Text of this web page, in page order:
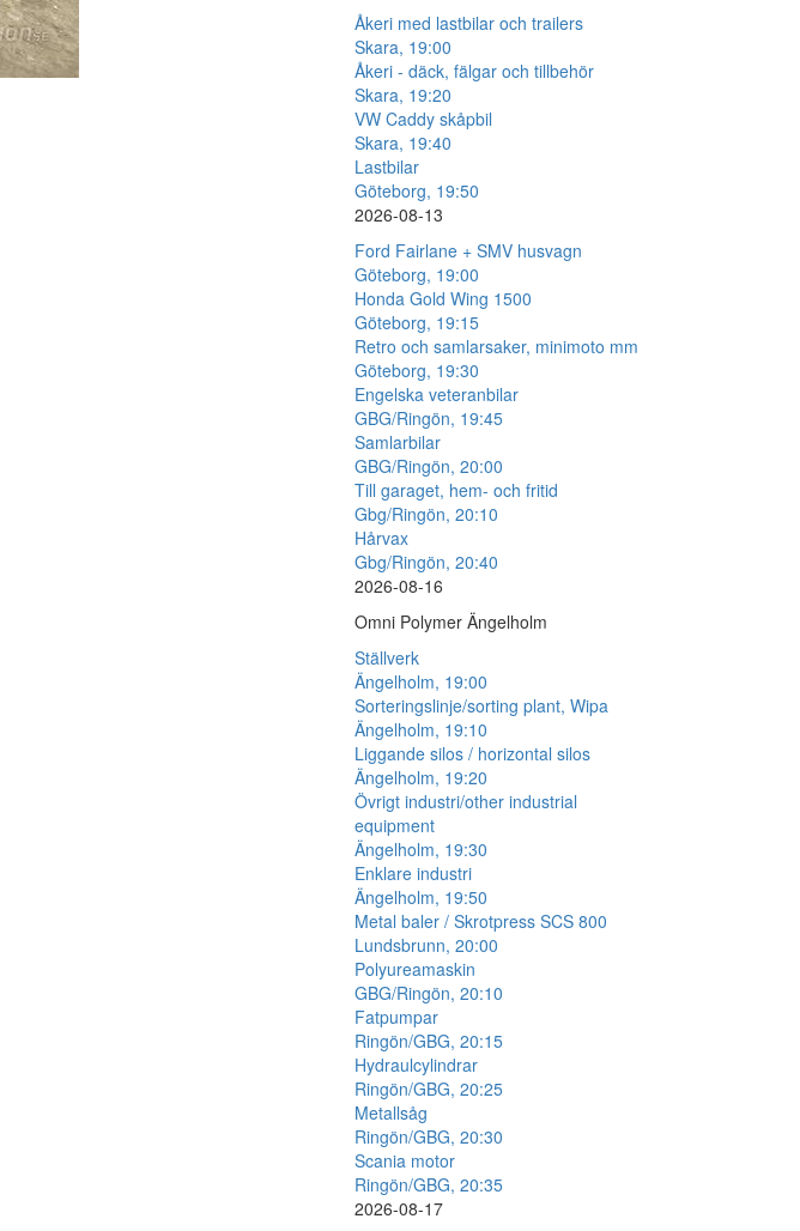
Åkeri med lastbilar och trailers
Skara, 19:00
Åkeri - däck, fälgar och tillbehör
Skara, 19:20
VW Caddy skåpbil
Skara, 19:40
Lastbilar
Göteborg, 19:50
2026-08-13
Ford Fairlane + SMV husvagn
Göteborg, 19:00
Honda Gold Wing 1500
Göteborg, 19:15
Retro och samlarsaker, minimoto mm
Göteborg, 19:30
Engelska veteranbilar
GBG/Ringön, 19:45
Samlarbilar
GBG/Ringön, 20:00
Till garaget, hem- och fritid
Gbg/Ringön, 20:10
Hårvax
Gbg/Ringön, 20:40
2026-08-16
Omni Polymer Ängelholm
Ställverk
Ängelholm, 19:00
Sorteringslinje/sorting plant, Wipa
Ängelholm, 19:10
Liggande silos / horizontal silos
Ängelholm, 19:20
Övrigt industri/other industrial
equipment
Ängelholm, 19:30
Enklare industri
Ängelholm, 19:50
Metal baler / Skrotpress SCS 800
Lundsbrunn, 20:00
Polyureamaskin
GBG/Ringön, 20:10
Fatpumpar
Ringön/GBG, 20:15
Hydraulcylindrar
Ringön/GBG, 20:25
Metallsåg
Ringön/GBG, 20:30
Scania motor
Ringön/GBG, 20:35
2026-08-17